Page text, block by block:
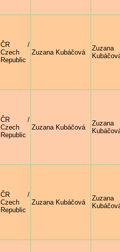
ČR /
Czech
Republic
Zuzana Kubáčová
Zuzana
ČR /
Czech
Republic
Zuzana Kubáčová
Zuzana
ČR /
Czech
Republic
Zuzana Kubáčová
Zuzana